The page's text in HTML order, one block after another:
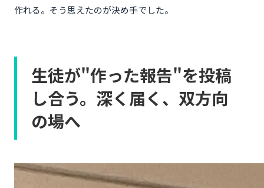
作れる。そう思えたのが決め手でした。
生徒が"作った報告"を投稿
し合う。深く届く、双方向
の場へ